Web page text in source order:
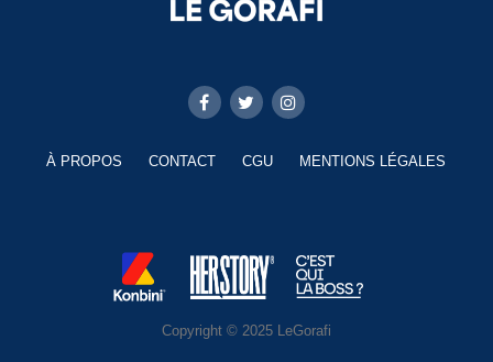
À PROPOS CONTACT CGU MENTIONS LÉGALES
Copyright © 2025 LeGorafi